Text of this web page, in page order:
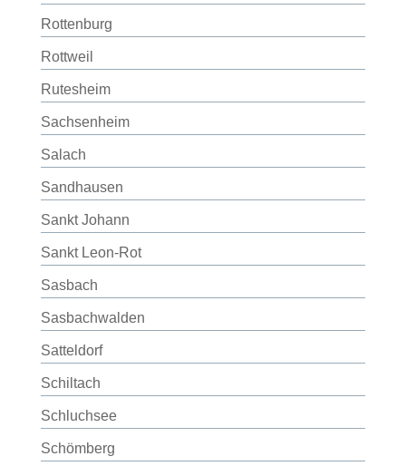
Rottenburg
Rottweil
Rutesheim
Sachsenheim
Salach
Sandhausen
Sankt Johann
Sankt Leon-Rot
Sasbach
Sasbachwalden
Satteldorf
Schiltach
Schluchsee
Schömberg